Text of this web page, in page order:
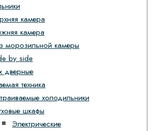
камера
камера
морозильной камеры
by side
дверные
техника
холодильники
шкафы
Электрические